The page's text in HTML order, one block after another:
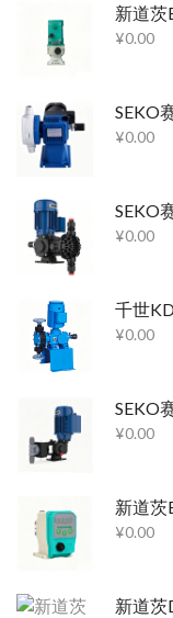
新道茨
¥0.00
¥0.00
¥0.00
¥0.00
¥0.00
新道茨
¥0.00
新道